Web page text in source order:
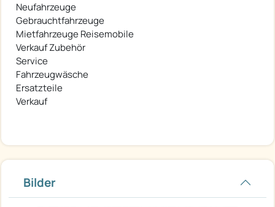
Neufahrzeuge
Gebrauchtfahrzeuge
Mietfahrzeuge Reisemobile
Verkauf Zubehör
Service
Fahrzeugwäsche
Ersatzteile
Verkauf
Bilder